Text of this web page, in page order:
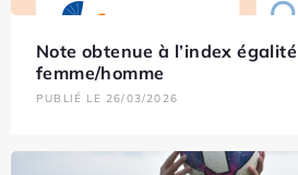
Note obtenue à l’index égalité
femme/homme
PUBLIÉ LE 26/03/2026